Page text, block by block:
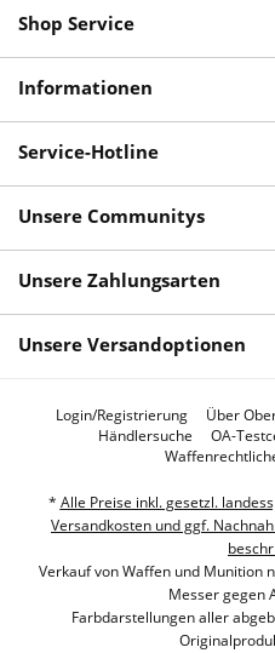
Shop Service
Informationen
Service-Hotline
Unsere Communitys
Unsere Zahlungsarten
Unsere Versandoptionen
Login/Registrierung Über
Händlersuche
OA-
* Alle Preise inkl. gesetzl.
Versandkosten und ggf.
Verkauf von Waffen und Munition
Messer gegen
Farbdarstellungen aller